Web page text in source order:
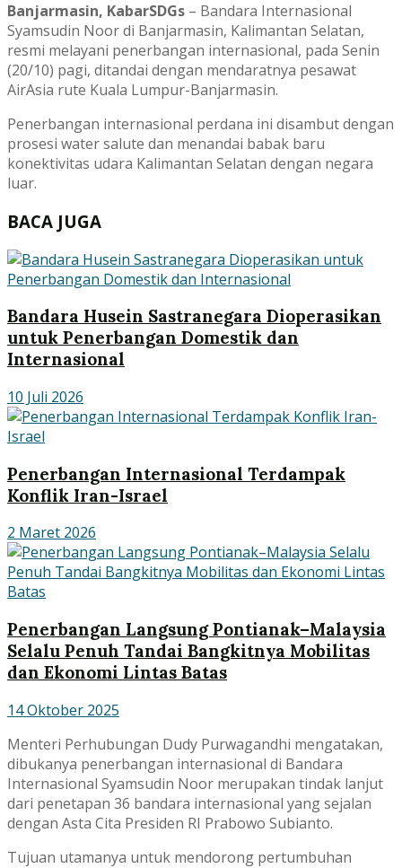
Banjarmasin, KabarSDGs – Bandara Internasional
Syamsudin Noor di Banjarmasin, Kalimantan Selatan,
resmi melayani penerbangan internasional, pada Senin
(20/10) pagi, ditandai dengan mendaratnya pesawat
AirAsia rute Kuala Lumpur-Banjarmasin.
Penerbangan internasional perdana ini disambut dengan
prosesi water salute dan menandai babak baru
konektivitas udara Kalimantan Selatan dengan negara
luar.
BACA JUGA
Bandara Husein Sastranegara Dioperasikan
untuk Penerbangan Domestik dan
Internasional
10 Juli 2026
Penerbangan Internasional Terdampak
Konflik Iran-Israel
2 Maret 2026
Penerbangan Langsung Pontianak–Malaysia
Selalu Penuh Tandai Bangkitnya Mobilitas
dan Ekonomi Lintas Batas
14 Oktober 2025
Menteri Perhubungan Dudy Purwagandhi mengatakan,
dibukanya penerbangan internasional di Bandara
Internasional Syamsudin Noor merupakan tindak lanjut
dari penetapan 36 bandara internasional yang sejalan
dengan Asta Cita Presiden RI Prabowo Subianto.
Tujuan utamanya untuk mendorong pertumbuhan